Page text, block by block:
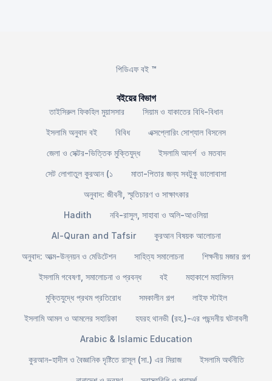
পিডিএফ বই ™
বইয়ের বিভাগ
তাইসিরুল ফিকহিল মুয়াসসার
সিয়াম ও যাকাতের বিধি-বিধান
ইসলামি অনুবাদ বই
বিবিধ
এক্সপ্লোরিং সোশ্যাল বিসনেস
জেলা ও সেক্টর-ভিত্তিক মুক্তিযুদ্ধ
ইসলামি আদর্শ ও মতবাদ
সেট লোগাতুল কুরআন (১
মাতা-পিতার জন্য সবটুকু ভালোবাসা
অনুবাদ: জীবনী, স্মৃতিচারণ ও সাক্ষাৎকার
Hadith
নবি-রাসুল, সাহাবা ও অলি-আওলিয়া
Al-Quran and Tafsir
কুরআন বিষয়ক আলোচনা
অনুবাদ: আত্ম-উন্নয়ন ও মেডিটেশন
সাহিত্য সমালোচনা
শিক্ষনীয় মজার গল্প
ইসলামি গবেষণা, সমালোচনা ও প্রবন্ধ
বই
মহাকাশে মহামিলন
মুক্তিযুদ্ধে প্রথম প্রতিরোধ
সমকালীন গল্প
লাইফ স্টাইল
ইসলামি আমল ও আমলের সহায়িকা
হযরহ থানভী (রহ.)-এর পছন্দনীয় ঘটনাবলী
Arabic & Islamic Education
কুরআন-হাদীস ও বৈজ্ঞানিক দৃষ্টিতে রাসূল (সা.) এর মিরাজ
ইসলামি অর্থনীতি